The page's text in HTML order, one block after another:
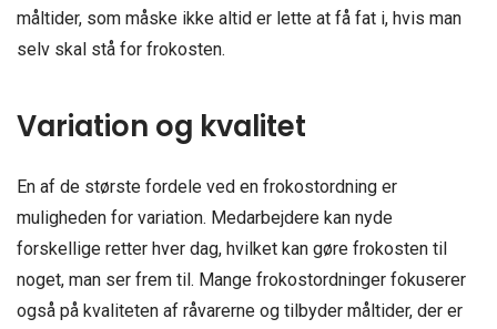
måltider, som måske ikke altid er lette at få fat i, hvis man
selv skal stå for frokosten.
Variation og kvalitet
En af de største fordele ved en frokostordning er
muligheden for variation. Medarbejdere kan nyde
forskellige retter hver dag, hvilket kan gøre frokosten til
noget, man ser frem til. Mange frokostordninger fokuserer
også på kvaliteten af råvarerne og tilbyder måltider, der er